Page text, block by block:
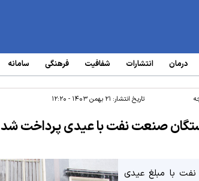
درمان انتشارات شفافیت فرهنگی سامانه‌
تاریخ انتشار: ۲۱ بهمن ۱۴۰۳ - ۱۲:۲۰
صنعت نفت با عیدی پرداخت شد
با مبلغ عیدی